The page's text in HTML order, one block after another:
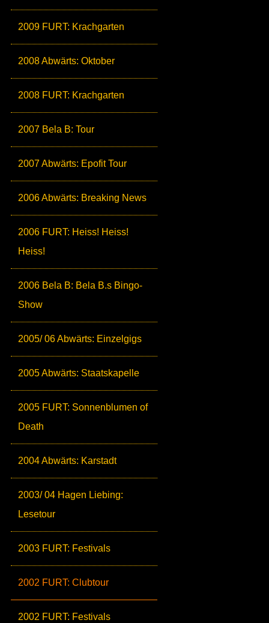
2009 FURT: Krachgarten
2008 Abwärts: Oktober
2008 FURT: Krachgarten
2007 Bela B: Tour
2007 Abwärts: Epofit Tour
2006 Abwärts: Breaking News
2006 FURT: Heiss! Heiss!
Heiss!
2006 Bela B: Bela B.s Bingo-
Show
2005/ 06 Abwärts: Einzelgigs
2005 Abwärts: Staatskapelle
2005 FURT: Sonnenblumen of
Death
2004 Abwärts: Karstadt
2003/ 04 Hagen Liebing:
Lesetour
2003 FURT: Festivals
2002 FURT: Clubtour
2002 FURT: Festivals